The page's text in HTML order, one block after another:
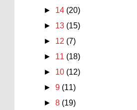
► 14 (20)
► 13 (15)
► 12 (7)
► 11 (18)
► 10 (12)
►9 (11)
►8 (19)